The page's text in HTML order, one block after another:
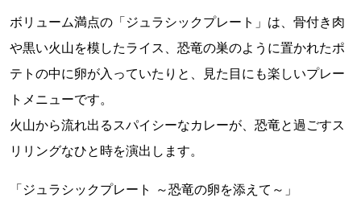
ボリューム満点の「ジュラシックプレート」は、骨付き肉
や黒い火山を模したライス、恐竜の巣のように置かれたポ
テトの中に卵が入っていたりと、見た目にも楽しいプレー
トメニューです。
火山から流れ出るスパイシーなカレーが、恐竜と過ごすス
リリングなひと時を演出します。
「ジュラシックプレート ～恐竜の卵を添えて～」